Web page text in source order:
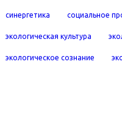
синергетика социальное
экологическая культура
экологическое сознание